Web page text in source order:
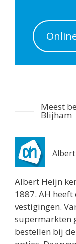
Albert Heijn
Utrecht
0.7 km
Stationshal 8
0.8 km
Twijnstraat 8
Utrecht 3511ZK
0.8 km
Meest
Blijham
Albert Heijn
1887. AH heeft
vestigingen.
supermarkten
bestellen bij